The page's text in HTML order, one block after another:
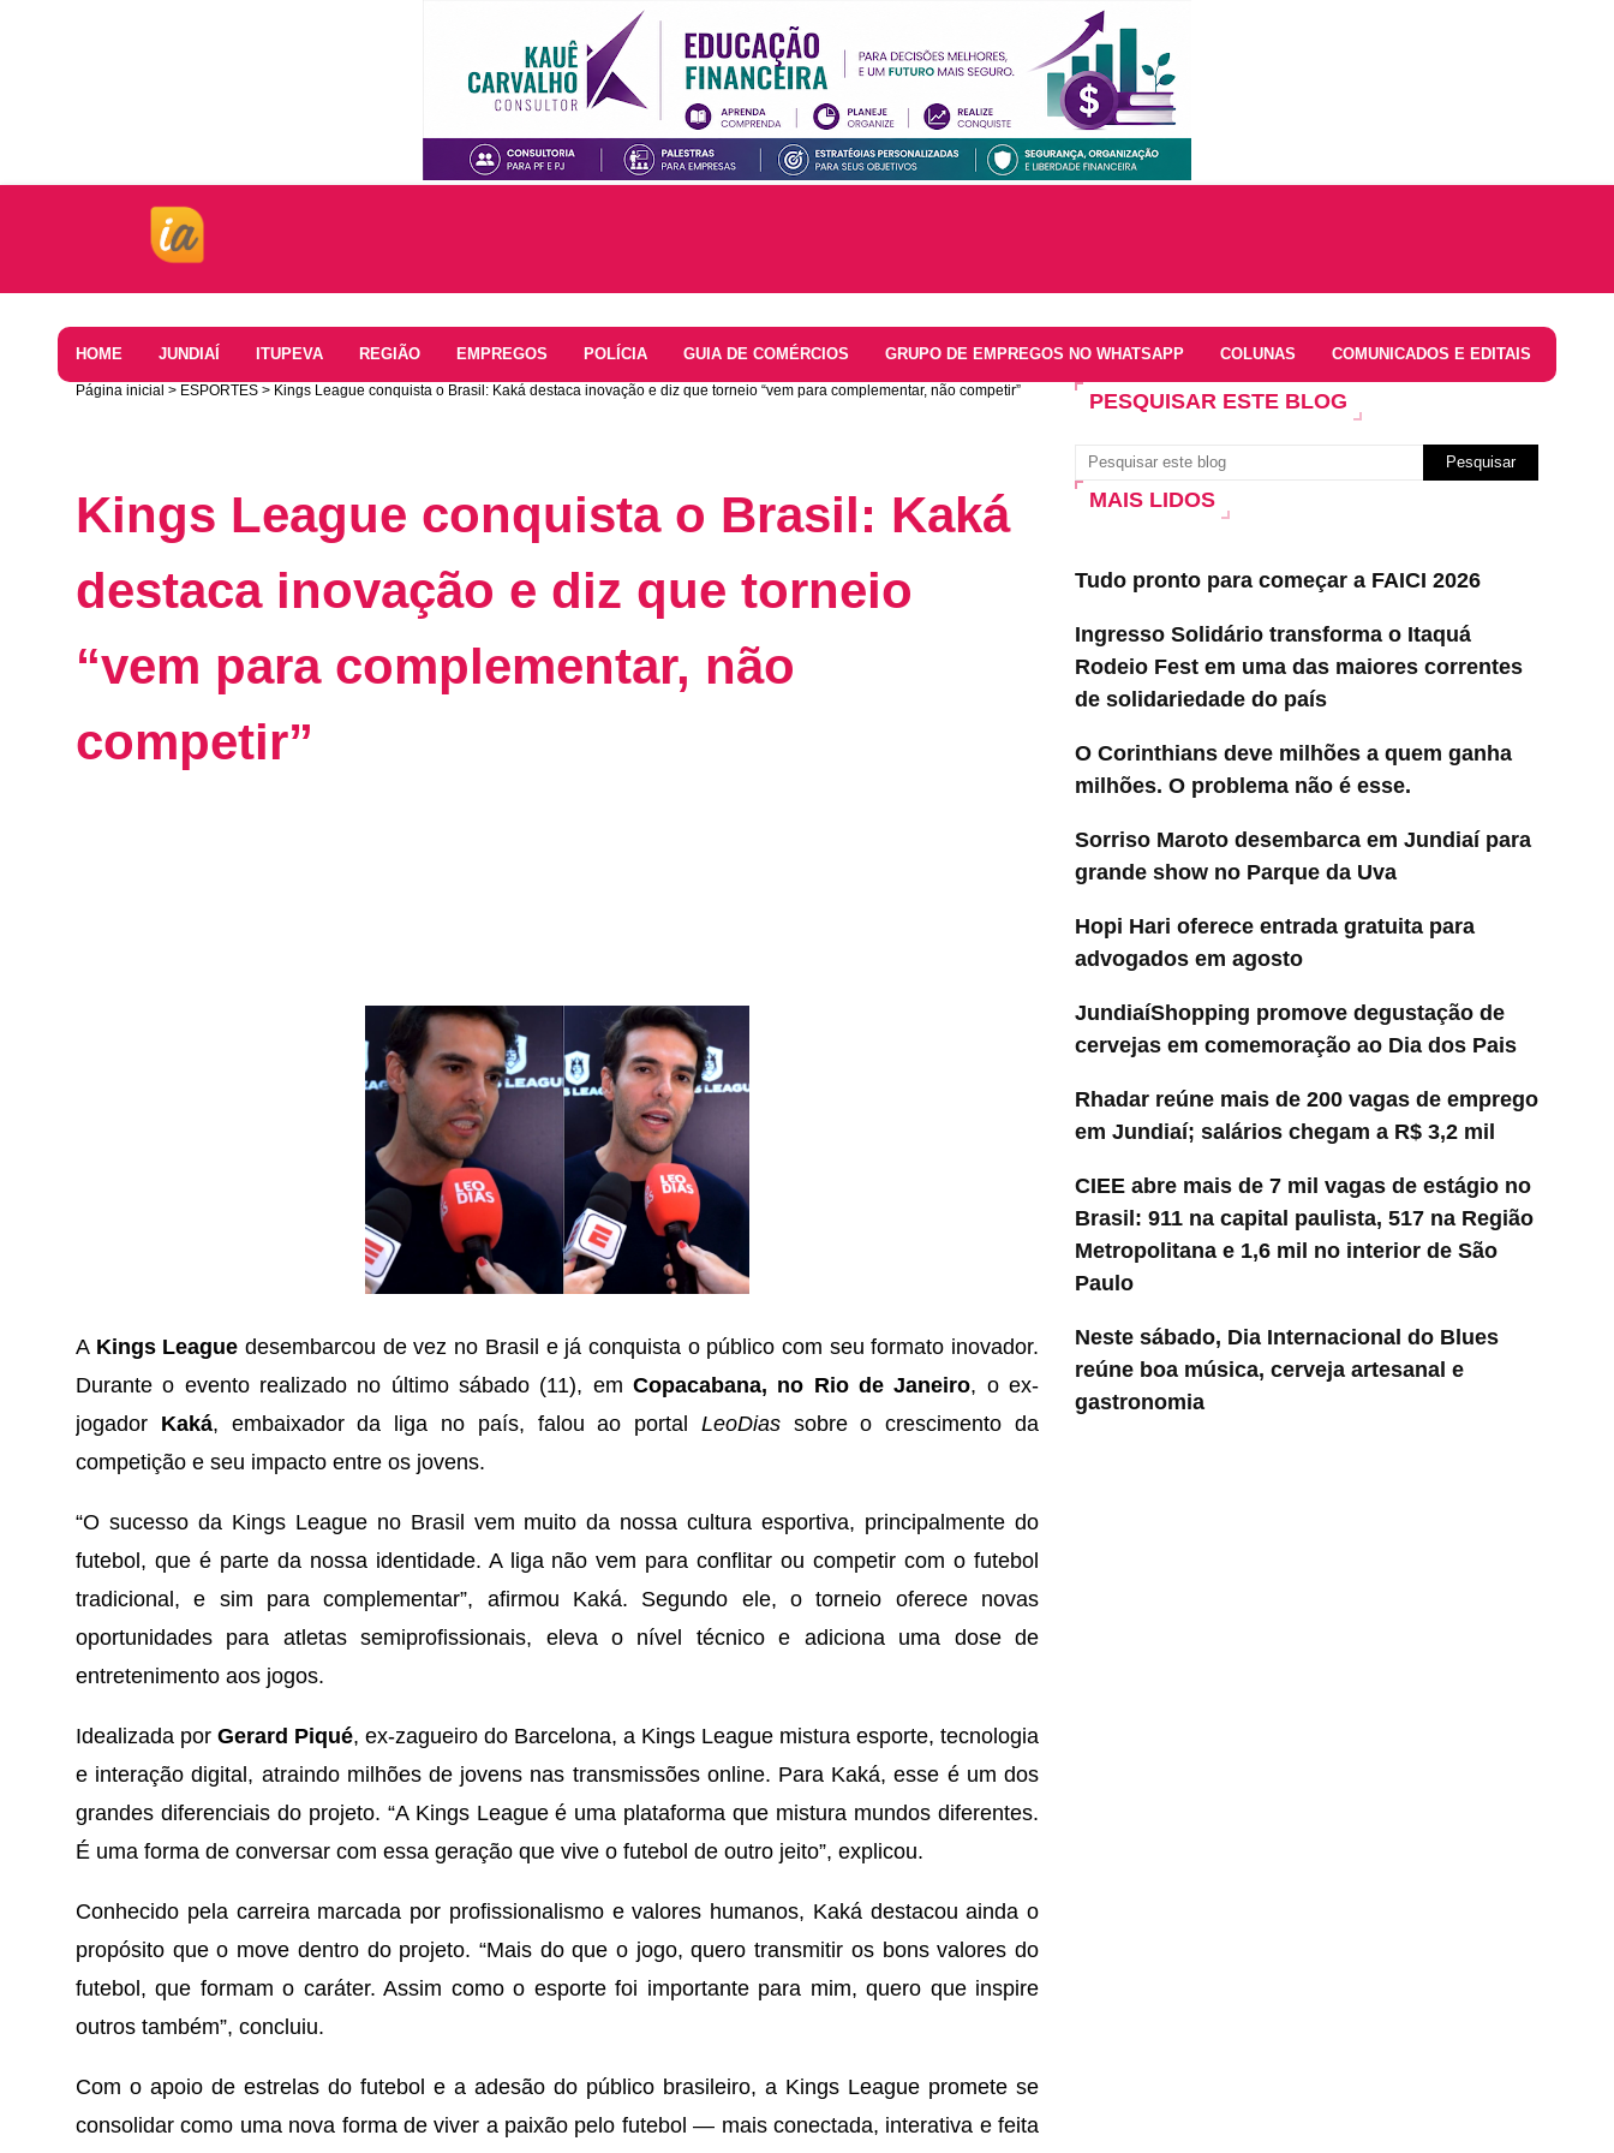
HOME JUNDIAÍ ITUPEVA REGIÃO EMPREGOS POLÍCIA GUIA DE COMÉRCIOS GRUPO DE EMPREGOS NO WHATSAPP COLUNAS COMUNICADOS E EDITAIS
Página inicial ESPORTES Kings League conquista o Brasil: Kaká destaca inovação e diz que torneio “vem para complementar, não competir”
Kings League conquista o Brasil: Kaká
destaca inovação e diz que torneio
“vem para complementar, não
competir”
A Kings League desembarcou de vez no Brasil e já conquista o público com seu formato inovador.
Durante o evento realizado no último sábado (11), em Copacabana, no Rio de Janeiro, o ex-
jogador Kaká, embaixador da liga no país, falou ao portal LeoDiassobre o crescimento da
competição e seu impacto entre os jovens.
“O sucesso da Kings League no Brasil vem muito da nossa cultura esportiva, principalmente do
futebol, que é parte da nossa identidade. A liga não vem para conflitar ou competir com o futebol
tradicional, e sim para complementar”, afirmou Kaká. Segundo ele, o torneio oferece novas
oportunidades para atletas semiprofissionais, eleva o nível técnico e adiciona uma dose de
entretenimento aos jogos.
Idealizada por Gerard Piqué, ex-zagueiro do Barcelona, a Kings League mistura esporte, tecnologia
e interação digital, atraindo milhões de jovens nas transmissões online. Para Kaká, esse é um dos
grandes diferenciais do projeto. “A Kings League é uma plataforma que mistura mundos diferentes.
É uma forma de conversar com essa geração que vive o futebol de outro jeito”, explicou.
Conhecido pela carreira marcada por profissionalismo e valores humanos, Kaká destacou ainda o
propósito que o move dentro do projeto. “Mais do que o jogo, quero transmitir os bons valores do
futebol, que formam o caráter. Assim como o esporte foi importante para mim, quero que inspire
outros também”, concluiu.
Com o apoio de estrelas do futebol e a adesão do público brasileiro, a Kings League promete se
consolidar como uma nova forma de viver a paixão pelo futebol — mais conectada, interativa e feita
PESQUISAR ESTE BLOG
MAIS LIDOS
Tudo pronto para começar a FAICI 2026
Ingresso Solidário transforma o Itaquá
Rodeio Fest em uma das maiores correntes
de solidariedade do país
O Corinthians deve milhões a quem ganha
milhões. O problema não é esse.
Sorriso Maroto desembarca em Jundiaí para
grande show no Parque da Uva
Hopi Hari oferece entrada gratuita para
advogados em agosto
JundiaíShopping promove degustação de
cervejas em comemoração ao Dia dos Pais
Rhadar reúne mais de 200 vagas de emprego
em Jundiaí; salários chegam a R$ 3,2 mil
CIEE abre mais de 7 mil vagas de estágio no
Brasil: 911 na capital paulista, 517 na Região
Metropolitana e 1,6 mil no interior de São
Paulo
Neste sábado, Dia Internacional do Blues
reúne boa música, cerveja artesanal e
gastronomia